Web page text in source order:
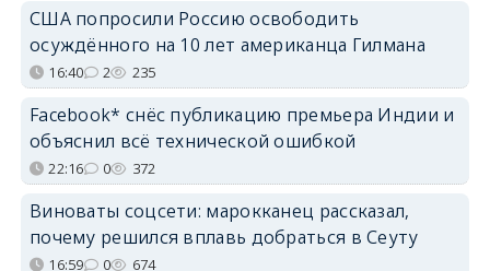
США попросили Россию освободить
осуждённого на 10 лет американца Гилмана
16:40 2 235
Facebook* снёс публикацию премьера Индии и
объяснил всё технической ошибкой
22:16 0 372
Виноваты соцсети: марокканец рассказал,
почему решился вплавь добраться в Сеуту
16:59 0 674